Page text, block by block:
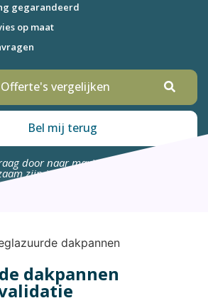
gegarandeerd
op maat
vergelijken
Bel mij terug
door naar maximaal 4 bedrijven die
zijn in uw omgeving.
dakpannen